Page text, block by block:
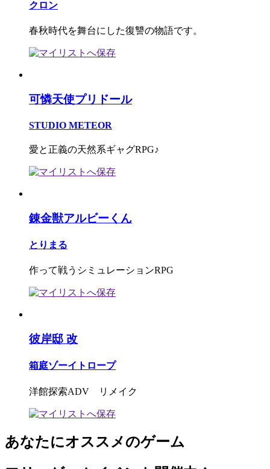
クロン
春秋時代を舞台にした復讐の物語です。
可憐天使プリドール
STUDIO METEOR
愛と正義の天然系ギャグRPG♪
錬金獣アルビーくん
とりまる
作って戦うシミュレーションRPG
彼岸邸 改
箱庭ゾーイトロープ
洋館探索ADV リメイク
あなたにオススメのゲーム